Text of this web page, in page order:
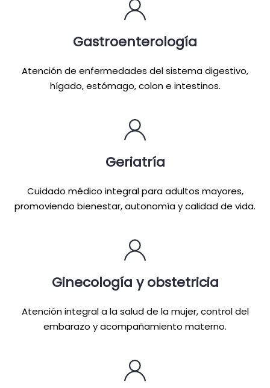
Gastroenterología
Atención de enfermedades del sistema digestivo,
hígado, estómago, colon e intestinos.
Geriatría
Cuidado médico integral para adultos mayores,
promoviendo bienestar, autonomía y calidad de vida.
Ginecología y obstetricia
Atención integral a la salud de la mujer, control del
embarazo y acompañamiento materno.